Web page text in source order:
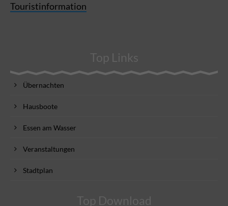
Touristinformation
Top Links
Übernachten
Hausboote
Essen am Wasser
Veranstaltungen
Stadtplan
Top Download